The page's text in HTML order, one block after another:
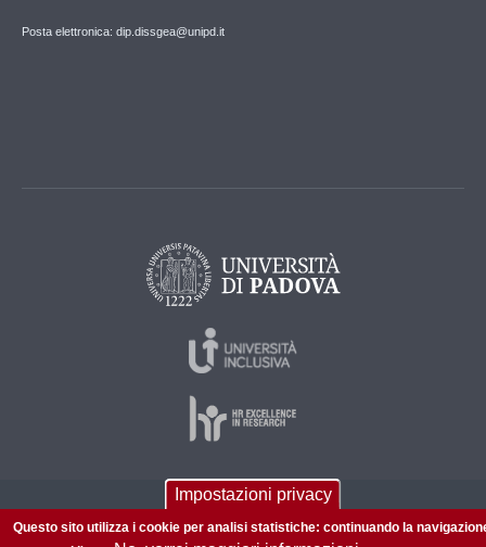
Posta elettronica: dip.dissgea@unipd.it
P.I. 00742430283 C.F. 80006480281
Impostazioni privacy
Questo sito utilizza i cookie per analisi statistiche: continuando la